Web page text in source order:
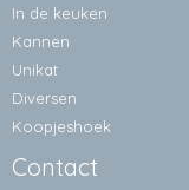
In de keuken
Kannen
Unikat
Diversen
Koopjeshoek
Contact